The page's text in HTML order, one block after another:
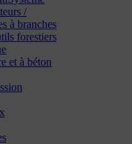
/
à branches
forestiers
et à béton